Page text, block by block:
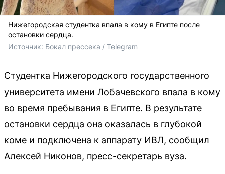
Нижегородская студентка впала в кому в Египте после
остановки сердца.
Источник: Бокал прессека / Telegram
Студентка Нижегородского государственного
университета имени Лобачевского впала в кому
во время пребывания в Египте. В результате
остановки сердца она оказалась в глубокой
коме и подключена к аппарату ИВЛ, сообщил
Алексей Никонов, пресс-секретарь вуза.